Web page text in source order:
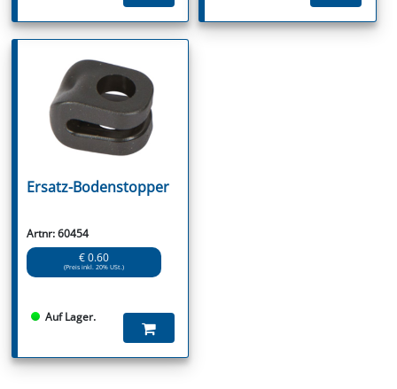
Ersatz-Bodenstopper
Artnr: 60454
€ 0.60
(Preis inkl. 20% USt.)
Auf Lager.